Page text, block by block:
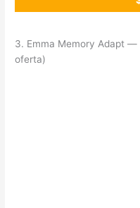
3. Emma Memory Adapt —
oferta)